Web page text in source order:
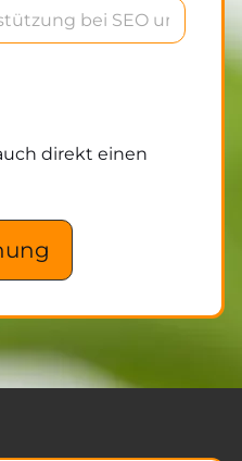
direkt einen